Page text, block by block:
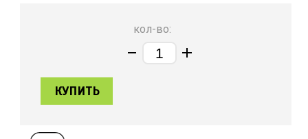
кол-во:
КУПИТЬ